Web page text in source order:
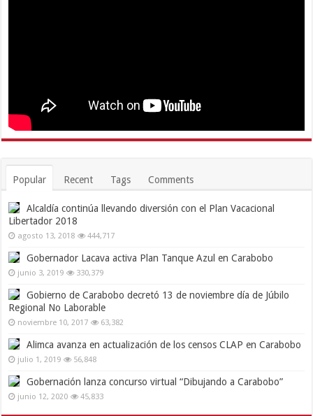
Popular Recent Tags Comments
Alcaldía continúa llevando diversión con el Plan Vacacional
Libertador 2018
agosto 13, 2018 444,717
Gobernador Lacava activa Plan Tanque Azul en Carabobo
junio 3, 2019 330,379
Gobierno de Carabobo decretó 13 de noviembre día de Júbilo
Regional No Laborable
noviembre 10, 2017 63,382
Alimca avanza en actualización de los censos CLAP en Carabobo
julio 1, 2019 56,848
Gobernación lanza concurso virtual “Dibujando a Carabobo”
junio 12, 2020 45,833